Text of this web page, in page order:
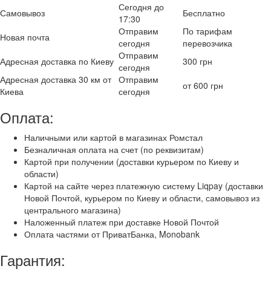
Самовывоз
Сегодня до
17:30
Бесплатно
Новая почта
Отправим
сегодня
По тарифам
перевозчика
Адресная доставка по Киеву Отправим
сегодня
300 грн
Адресная доставка 30 км от
Киева
Отправим
сегодня
от 600 грн
Оплата:
Наличными или картой в магазинах Ромстал
Безналичная оплата на счет (по реквизитам)
Картой при получении (доставки курьером по Киеву и
области)
Картой на сайте через платежную систему Liqpay (доставки
Новой Почтой, курьером по Киеву и области, самовывоз из
центрального магазина)
Наложенный платеж при доставке Новой Почтой
Оплата частями от ПриватБанка, Monobank
Гарантия: